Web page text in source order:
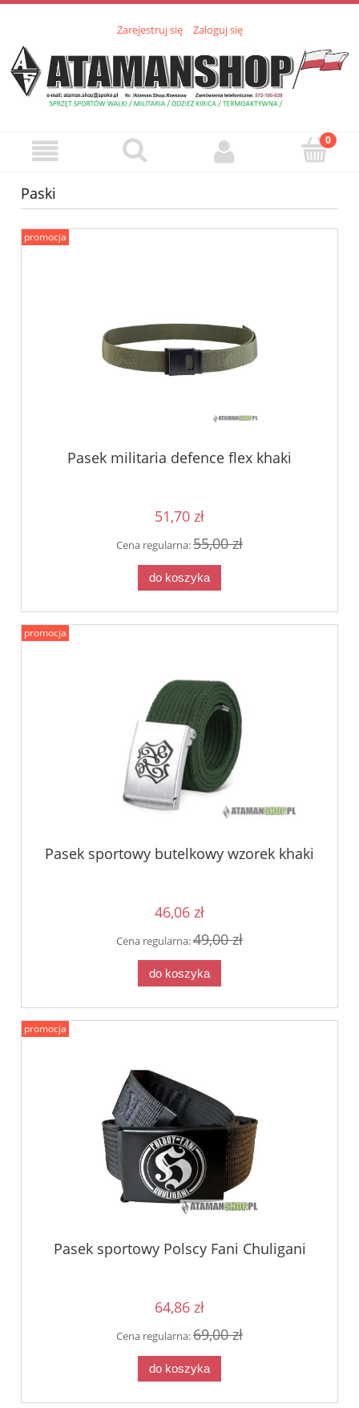
Zarejestruj się Zaloguj się
Paski
Pasek militaria defence flex khaki
51,70 zł
Cena regularna:55,00 zł
do koszyka
promocja
Pasek sportowy butelkowy wzorek khaki
46,06 zł
Cena regularna:49,00 zł
do koszyka
promocja
Pasek sportowy Polscy Fani Chuligani
64,86 zł
Cena regularna:69,00 zł
do koszyka
promocja